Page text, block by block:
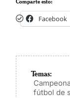
Facebook
Temas:
fútbol de